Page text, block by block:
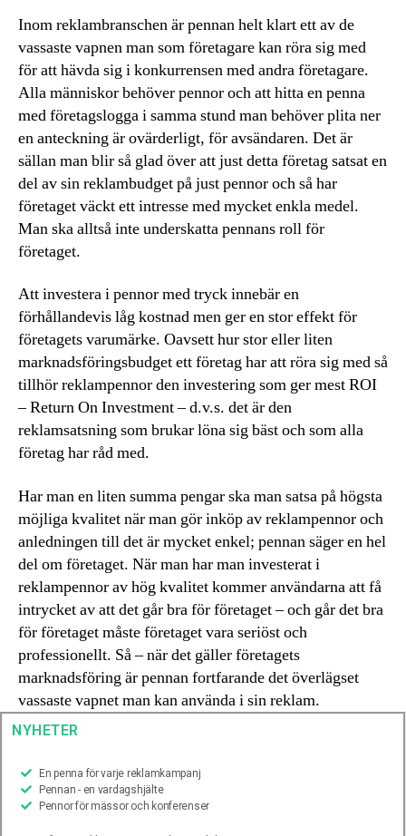
Inom reklambranschen är pennan helt klart ett av de
vassaste vapnen man som företagare kan röra sig med
för att hävda sig i konkurrensen med andra företagare.
Alla människor behöver pennor och att hitta en penna
med företagslogga i samma stund man behöver plita ner
en anteckning är ovärderligt, för avsändaren. Det är
sällan man blir så glad över att just detta företag satsat en
del av sin reklambudget på just pennor och så har
företaget väckt ett intresse med mycket enkla medel.
Man ska alltså inte underskatta pennans roll för
företaget.
Att investera i pennor med tryck innebär en
förhållandevis låg kostnad men ger en stor effekt för
företagets varumärke. Oavsett hur stor eller liten
marknadsföringsbudget ett företag har att röra sig med så
tillhör reklampennor den investering som ger mest ROI
– Return On Investment – d.v.s. det är den
reklamsatsning som brukar löna sig bäst och som alla
företag har råd med.
Har man en liten summa pengar ska man satsa på högsta
möjliga kvalitet när man gör inköp av reklampennor och
anledningen till det är mycket enkel; pennan säger en hel
del om företaget. När man har man investerat i
reklampennor av hög kvalitet kommer användarna att få
intrycket av att det går bra för företaget – och går det bra
för företaget måste företaget vara seriöst och
professionellt. Så – när det gäller företagets
marknadsföring är pennan fortfarande det överlägset
vassaste vapnet man kan använda i sin reklam.
NYHETER
En penna för varje reklamkampanj
Pennan - en vardagshjälte
Pennor för mässor och konferenser